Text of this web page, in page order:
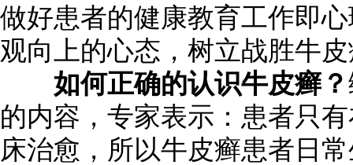
做好患者的健康教育工作即
观向上的心态，树立战胜牛
如何正确的认识牛皮癣？
的内容，专家表示：患者只
床治愈，所以牛皮癣患者日